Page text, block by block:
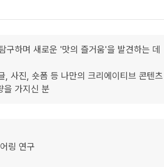
하며 새로운 '맛의 즐거움'을 발견하는 데
사진, 숏폼 등 나만의 크리에이티브 콘텐츠
을 가지신 분
링 연구